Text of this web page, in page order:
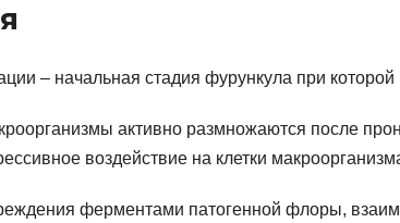
– начальная стадия фурункула при которой
активно размножаются после
воздействие на клетки
ферментами патогенной флоры,